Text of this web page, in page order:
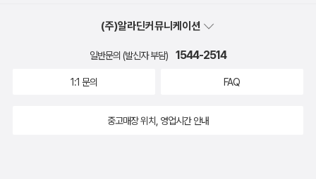
(주)알라딘커뮤니케이션
일반문의 (발신자 부담) 1544-2514
1:1 문의 FAQ
중고매장 위치, 영업시간 안내